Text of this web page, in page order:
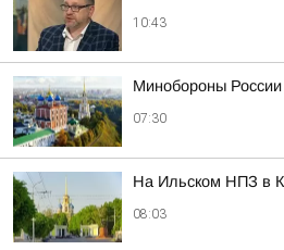
10:43
Минобороны России
07:30
На Ильском НПЗ в
08:03